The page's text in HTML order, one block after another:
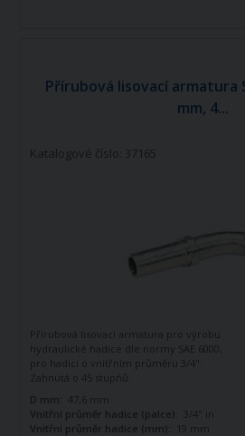
Přírubová lisovací armatura
mm, 4...
Katalogové číslo: 37165
Přírubová lisovací armatura pro výrobu
hydraulické hadice dle normy SAE 6000,
pro hadici o vnitřním průměru 3/4".
Zahnutá o 45 stupňů.
D mm:
47,6 mm
Vnitřní průměr hadice (palce):
3/4" in
Vnitřní průměr hadice (mm):
19 mm